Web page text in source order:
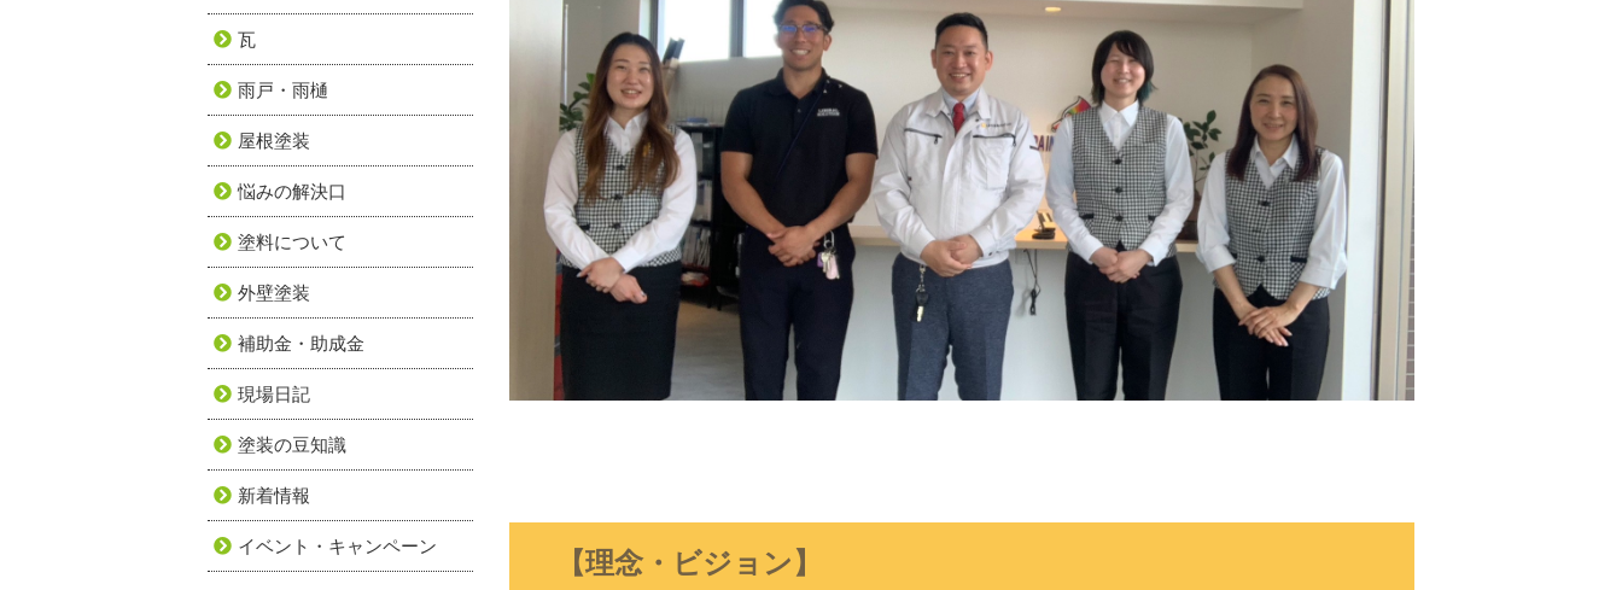
【理念・ビジョン】
瓦
雨戸・雨樋
屋根塗装
悩みの解決口
塗料について
外壁塗装
補助金・助成金
現場日記
塗装の豆知識
新着情報
イベント・キャンペーン